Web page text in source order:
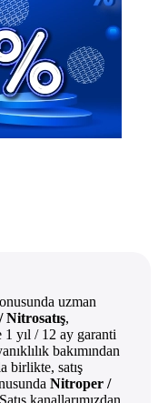
uzman
,
yıl / 12 ay garanti
bakımından
birlikte, satış
Nitroper /